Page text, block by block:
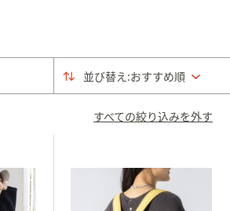
並び替え:おすすめ順
すべての絞り込みを外す